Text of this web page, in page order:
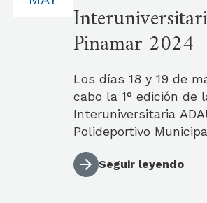
Pinamar 2024
Los días 18 y 19 de
cabo la 1° edición de
Interuniversitaria
Polideportivo
de Pinamar.
Seguir leyendo